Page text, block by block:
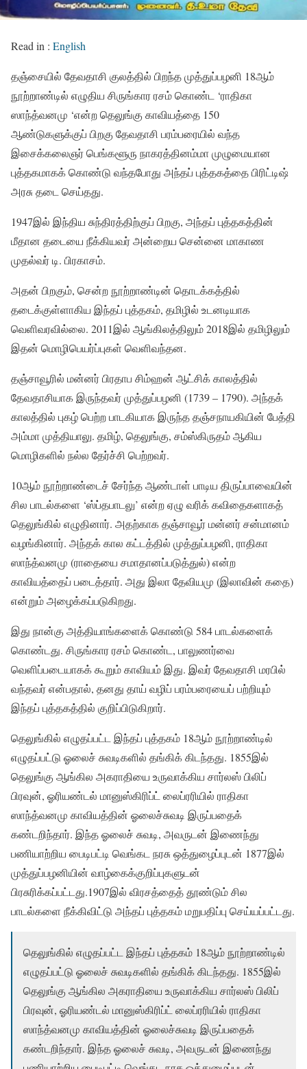
Read in : English
தஞ்சையில் தேவதாசி குலத்தில் பிறந்த முத்துப்பழனி 18ஆம்
நூற்றாண்டில் எழுதிய சிருங்கார ரசம் கொண்ட ‘ராதிகா
ஸாந்த்வனமு ‘என்ற தெலுங்கு காவியத்தை 150
ஆண்டுகளுக்குப் பிறகு தேவதாசி பரம்பரையில் வந்த
இசைக்கலைஞர் பெங்களூரு நாகரத்தினம்மா முழுமையான
புத்தகமாகக் கொண்டு வந்தபோது அந்தப் புத்தகத்தை பிரிட்டிஷ்
அரசு தடை செய்தது.
1947இல் இந்திய சுந்திரத்திற்குப் பிறகு, அந்தப் புத்தகத்தின்
மீதான தடையை நீக்கியவர் அன்றைய சென்னை மாகாண
முதல்வர் டி. பிரகாசம்.
அதன் பிறகும், சென்ற நூற்றாண்டின் தொடக்கத்தில்
தடைக்குள்ளாகிய இந்தப் புத்தகம், தமிழில் உடனடியாக
வெளிவரவில்லை. 2011இல் ஆங்கிலத்திலும் 2018இல் தமிழிலும்
இதன் மொழிபெயர்ப்புகள் வெளிவந்தன.
தஞ்சாவூரில் மன்னர் பிரதாப சிம்ஹன் ஆட்சிக் காலத்தில்
தேவதாசியாக இருந்தவர் முத்துப்பழனி (1739 – 1790). அந்தக்
காலத்தில் புகழ் பெற்ற பாடகியாக இருந்த தஞ்சநாயகியின் பேத்தி
அம்மா முத்தியாலு. தமிழ், தெலுங்கு, சம்ஸ்கிருதம் ஆகிய
மொழிகளில் நல்ல தேர்ச்சி பெற்றவர்.
10ஆம் நூற்றாண்டைச் சேர்ந்த ஆண்டாள் பாடிய திருப்பாவையின்
சில பாடல்களை ‘ஸ்ப்தபாடலு’ என்ற ஏழு வரிக் கவிதைகளாகத்
தெலுங்கில் எழுதினார். அதற்காக தஞ்சாவூர் மன்னர் சன்மானம்
வழங்கினார். அந்தக் கால கட்டத்தில் முத்துப்பழனி, ராதிகா
ஸாந்த்வனமு (ராதையை சமாதானப்படுத்துல்) என்ற
காவியத்தைப் படைத்தார். அது இலா தேவியமு (இலாவின் கதை)
என்றும் அழைக்கப்படுகிறது.
இது நான்கு அத்தியாங்களைக் கொண்டு 584 பாடல்களைக்
கொண்டது. சிருங்கார ரசம் கொண்ட, பாலுணர்வை
வெளிப்படையாகக் கூறும் காவியம் இது. இவர் தேவதாசி மரபில்
வந்தவர் என்பதால், தனது தாய் வழிப் பரம்பரையைப் பற்றியும்
இந்தப் புத்தகத்தில் குறிப்பிடுகிறார்.
தெலுங்கில் எழுதப்பட்ட இந்தப் புத்தகம் 18ஆம் நூற்றாண்டில்
எழுதப்பட்டு ஓலைச் சுவடிகளில் தங்கிக் கிடந்தது. 1855இல்
தெலுங்கு ஆங்கில அகராதியை உருவாக்கிய சார்லஸ் பிலிப்
பிரவுன், ஓரியண்டல் மானுஸ்கிரிப்ட் லைப்ரரியில் ராதிகா
ஸாந்த்வனமு காவியத்தின் ஓலைச்சுவடி இருப்பதைக்
கண்டறிந்தார். இந்த ஓலைச் சுவடி, அவருடன் இணைந்து
பணியாற்றிய பைடிபட்டி வெங்கட நரசு ஒத்துழைப்புடன் 1877இல்
முத்துப்பழனியின் வாழ்கைக்குறிப்புகளுடன்
பிரசுரிக்கப்பட்டது.1907இல் விரசத்தைத் தூண்டும் சில
பாடல்களை நீக்கிவிட்டு அந்தப் புத்தகம் மறுபதிப்பு செய்யப்பட்டது.
தெலுங்கில் எழுதப்பட்ட இந்தப் புத்தகம் 18ஆம் நூற்றாண்டில்
எழுதப்பட்டு ஓலைச் சுவடிகளில் தங்கிக் கிடந்தது. 1855இல்
தெலுங்கு ஆங்கில அகராதியை உருவாக்கிய சார்லஸ் பிலிப்
பிரவுன், ஓரியண்டல் மானுஸ்கிரிப்ட் லைப்ரரியில் ராதிகா
ஸாந்த்வனமு காவியத்தின் ஓலைச்சுவடி இருப்பதைக்
கண்டறிந்தார். இந்த ஓலைச் சுவடி, அவருடன் இணைந்து